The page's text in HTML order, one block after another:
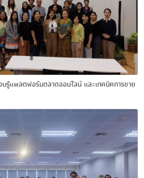
บรู้แพลตฟอร์มตลาดออนไลน์ และเทคนิคการขาย